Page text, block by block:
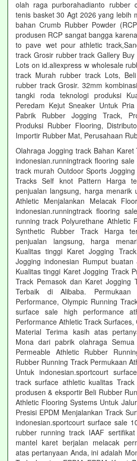
olah raga purborahadianto rubber
tenis basket 30 Agt 2026 yang lebih
bahan Crumb Rubber Powder
produsen RCP sangat bangga
to pave wet pour athletic
track Grosir rubber track Gallery
Lots on id.aliexpress w wholesale
track Murah rubber track Lots,
rubber track Grosir. 32mm
tangki roda teknologi produksi
Peredam Kejut Sneaker Untuk
Pabrik Rubber Jogging Track,
Produksi Rubber Flooring,
Importir Rubber Mat, Perusahaan
Olahraga Jogging track Bahan Karet
indonesian.runningtrack flooring
track murah Outdoor Sports
Tracks Self knot Pattern Harga
penjualan langsung, harga menarik
Athletic Menjalankan Melacak
indonesian.runningtrack flooring
running track Polyurethane Athletic
Synthetic Rubber Track Harga
penjualan langsung, harga
Kualitas tinggi Karet Jogging
Jogging indonesian Rumput
Kualitas tinggi Karet Jogging Track
Track Pemasok dan Karet Jogging
Terbaik di Alibaba.
Performance, Olympic Running
surface sale high performance
Performance Athletic Track
Material Terima kasih atas
Mona dari pabrik olahraga Semua
Permeable Athletic Rubber
Rubber Running Track Permukaan
Untuk indonesian.sportcourt
track surface athletic kualitas
produsen & eksportir Beli Rubber
Athletic Flooring Systems Untuk
Presisi EPDM Menjalankan Track
indonesian.sportcourt surface sale
rubber running track IAAF
mantel karet berjalan melacak
atas pertanyaan Anda, ini adalah